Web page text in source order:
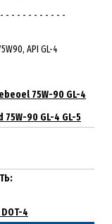
- - - - - - - - - - -
API GL-4
75W-90 GL-4
75W-90 GL-4 GL-5
4